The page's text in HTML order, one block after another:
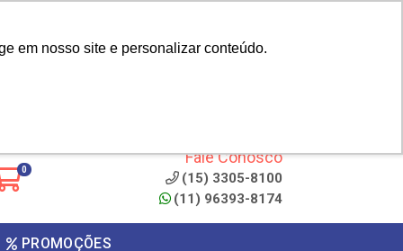
em nosso site e personalizar conteúdo.
0
Fale Conosco
(15) 3305-8100
(11) 96393-8174
PROMOÇÕES